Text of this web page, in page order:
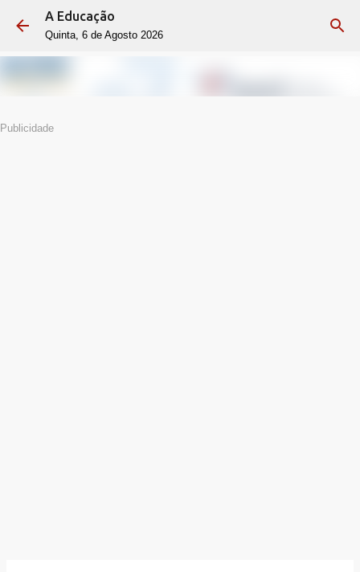
Avançar para o conteúdo principal
A Educação
Quinta, 6 de Agosto 2026
Publicidade